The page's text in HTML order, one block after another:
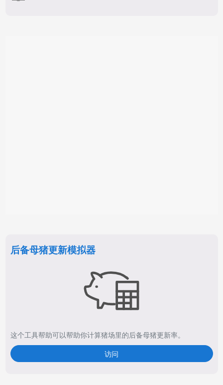
后备母猪更新模拟器
这个工具帮助可以帮助你计算猪场里的后备母猪更新率。
访问